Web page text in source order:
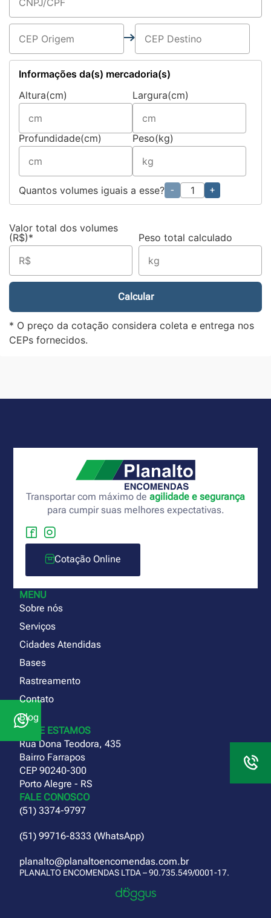
Informações da(s) mercadoria(s)
Altura(cm)
Largura(cm)
Profundidade(cm) Peso(kg)
Quantos volumes iguais a esse? - +
Valor total dos volumes
(R$)*
Peso total calculado
Calcular
* O preço da cotação considera coleta e entrega nos
CEPs fornecidos.
Transportar com máximo de agilidade e segurança
para cumpir suas melhores expectativas.
Cotação Online
MENU
Sobre nós
Serviços
Cidades Atendidas
Bases
Rastreamento
Contato
Blog
ONDE ESTAMOS
Rua Dona Teodora, 435
Bairro Farrapos
CEP 90240-300
Porto Alegre - RS
FALE CONOSCO
(51) 3374-9797
(51) 99716-8333 (WhatsApp)
planalto@planaltoencomendas.com.br
PLANALTO ENCOMENDAS LTDA – 90.735.549/0001-17.